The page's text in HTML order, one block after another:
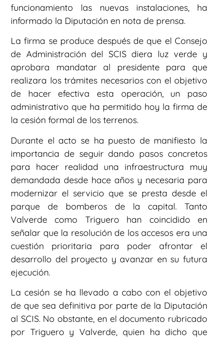
funcionamiento las nuevas instalaciones, ha
informado la Diputación en nota de prensa.
La firma se produce después de que el Consejo
de Administración del SCIS diera luz verde y
aprobara mandatar al presidente para que
realizara los trámites necesarios con el objetivo
de hacer efectiva esta operación, un paso
administrativo que ha permitido hoy la firma de
la cesión formal de los terrenos.
Durante el acto se ha puesto de manifiesto la
importancia de seguir dando pasos concretos
para hacer realidad una infraestructura muy
demandada desde hace años y necesaria para
modernizar el servicio que se presta desde el
parque de bomberos de la capital. Tanto
Valverde como Triguero han coincidido en
señalar que la resolución de los accesos era una
cuestión prioritaria para poder afrontar el
desarrollo del proyecto y avanzar en su futura
ejecución.
La cesión se ha llevado a cabo con el objetivo
de que sea definitiva por parte de la Diputación
al SCIS. No obstante, en el documento rubricado
por Triguero y Valverde, quien ha dicho que